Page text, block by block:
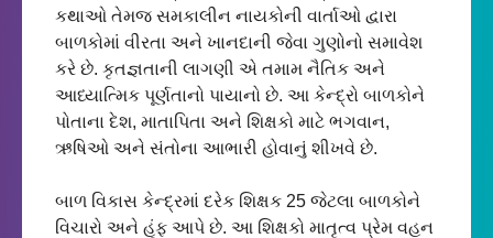
કથાઓ તેમજ સમકાલીન નાયકોની વાર્તાઓ દ્વારા
બાળકોમાં વીરતા અને ખાનદાની જેવા ગુણોનો સમાવેશ
કરે છે. કૃતજ્ઞતાની લાગણી એ તમામ નૈતિક અને
આધ્યાત્મિક પૂર્ણતાનો પાયાનો છે. આ કેન્દ્રો બાળકોને
પોતાના દેશ, માતાપિતા અને શિક્ષકો માટે ભગવાન,
ઋષિઓ અને સંતોના આભારી હોવાનું શીખવે છે.
બાળ વિકાસ કેન્દ્રમાં દરેક શિક્ષક 25 જેટલા બાળકોને
વિચારો અને હૂંફ આપે છે. આ શિક્ષકો માતૃત્વ પ્રેમ વહન